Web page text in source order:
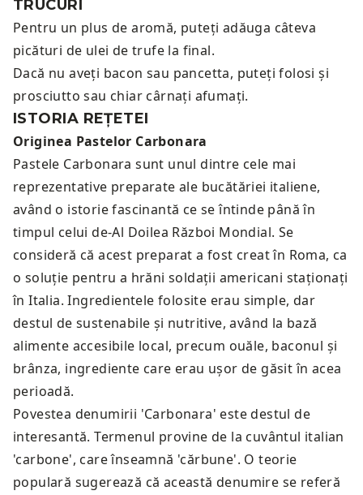
TRUCURI
Pentru un plus de aromă, puteți adăuga câteva
picături de ulei de trufe la final.
Dacă nu aveți bacon sau pancetta, puteți folosi și
prosciutto sau chiar cârnați afumați.
ISTORIA REȚETEI
Originea Pastelor Carbonara
Pastele Carbonara sunt unul dintre cele mai
reprezentative preparate ale bucătăriei italiene,
având o istorie fascinantă ce se întinde până în
timpul celui de-Al Doilea Război Mondial. Se
consideră că acest preparat a fost creat în Roma, ca
o soluție pentru a hrăni soldații americani staționați
în Italia. Ingredientele folosite erau simple, dar
destul de sustenabile și nutritive, având la bază
alimente accesibile local, precum ouăle, baconul și
brânza, ingrediente care erau ușor de găsit în acea
perioadă.
Povestea denumirii 'Carbonara' este destul de
interesantă. Termenul provine de la cuvântul italian
'carbone', care înseamnă 'cărbune'. O teorie
populară sugerează că această denumire se referă